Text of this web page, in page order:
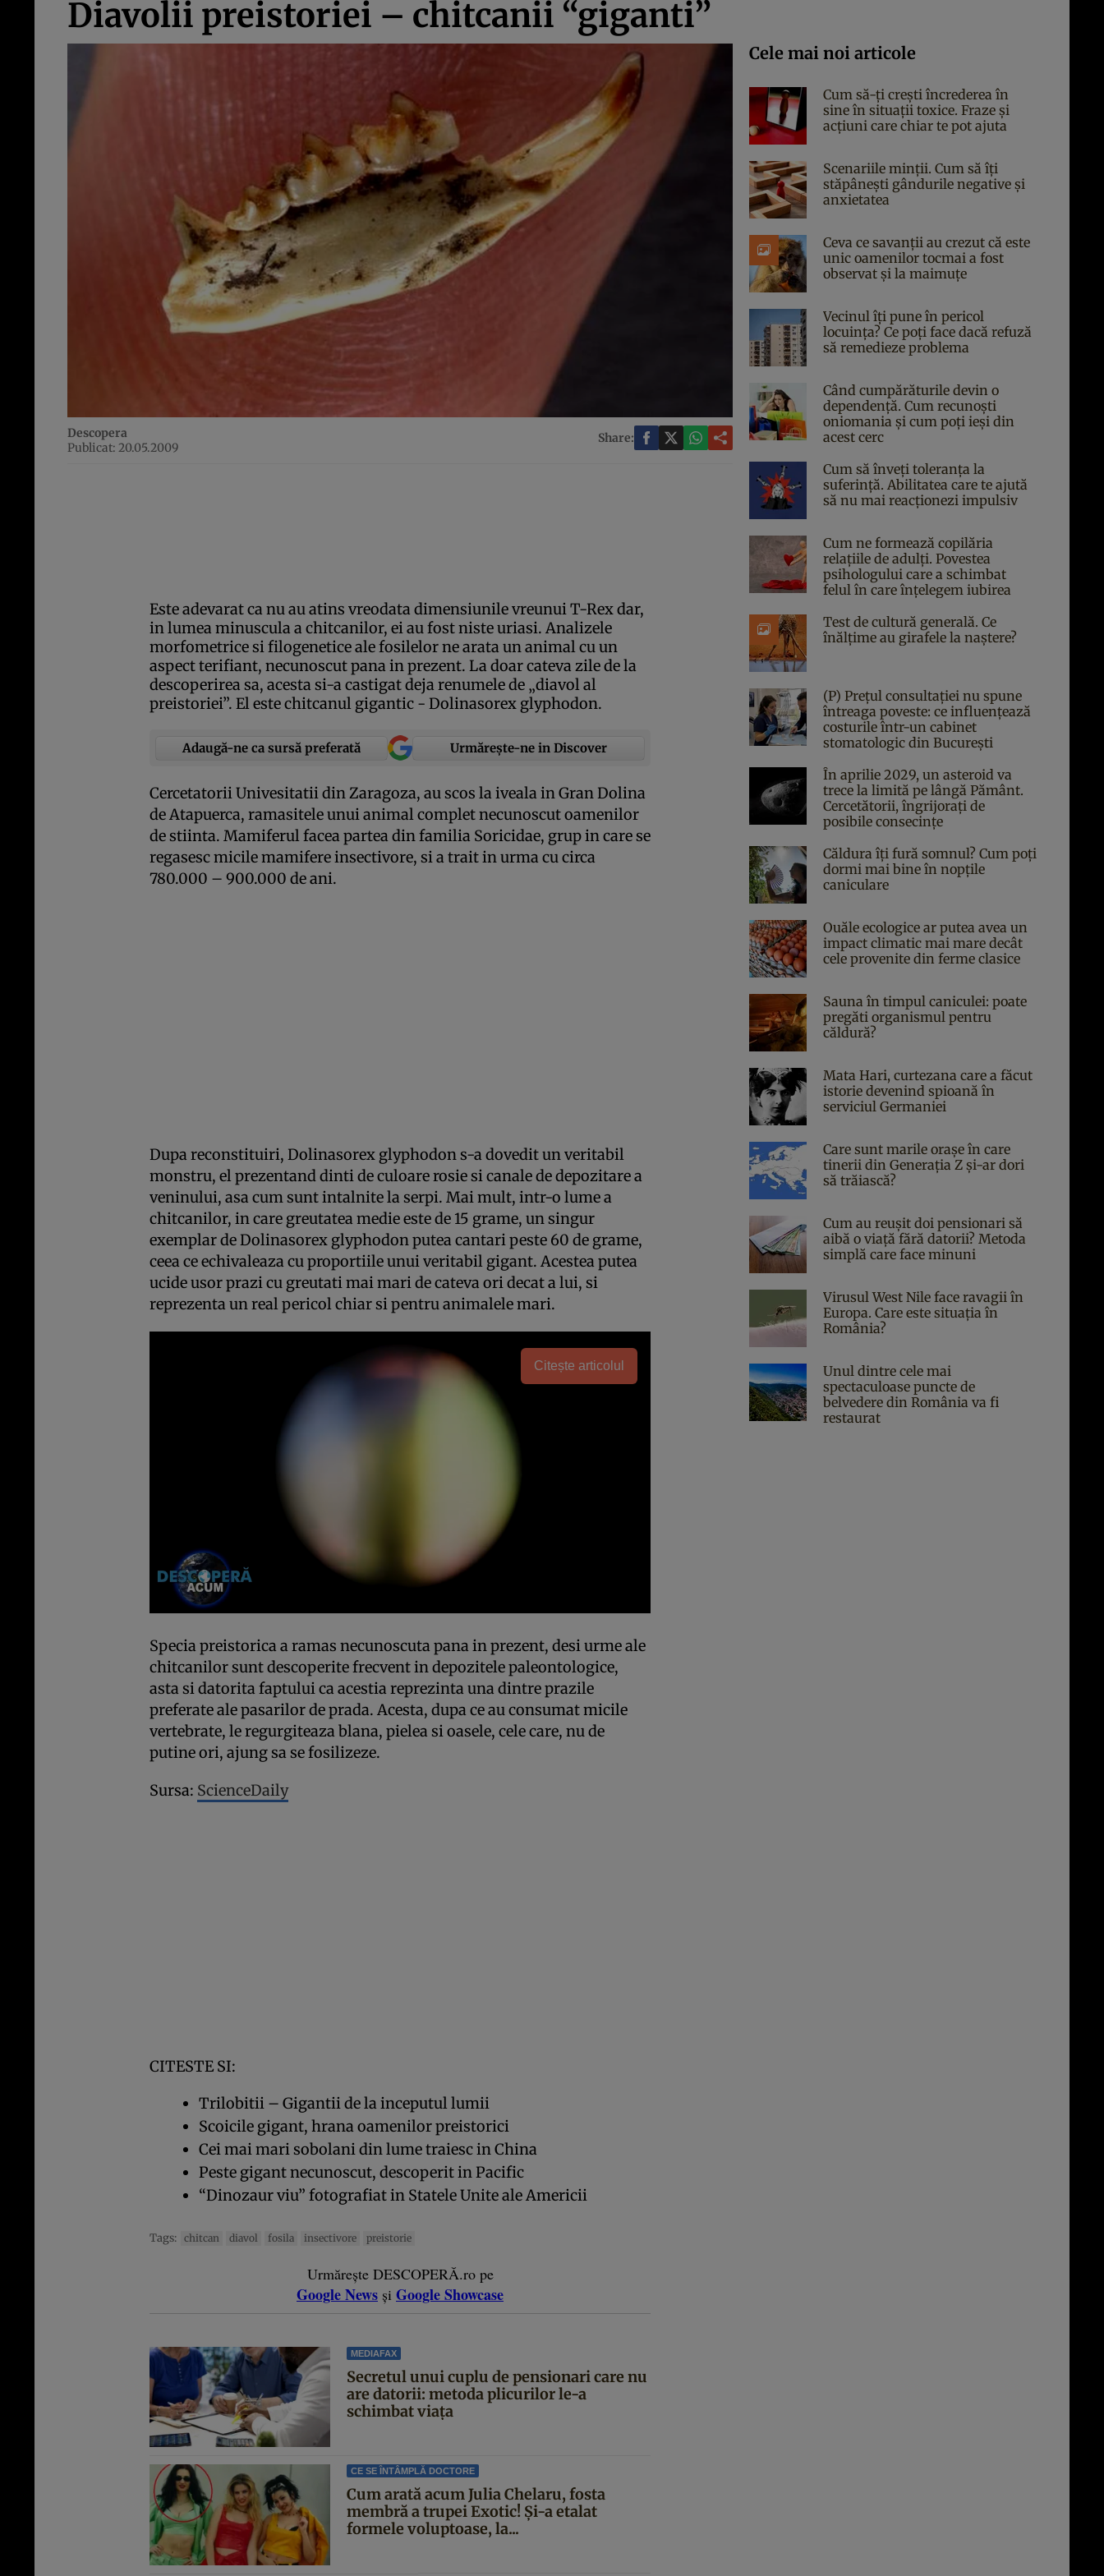
Diavolii preistoriei – chitcanii “giganti”
Descopera
Publicat: 20.05.2009
Share:
Este adevarat ca nu au atins vreodata dimensiunile vreunui T-Rex dar,
in lumea minuscula a chitcanilor, ei au fost niste uriasi. Analizele
morfometrice si filogenetice ale fosilelor ne arata un animal cu un
aspect terifiant, necunoscut pana in prezent. La doar cateva zile de la
descoperirea sa, acesta si-a castigat deja renumele de „diavol al
preistoriei”. El este chitcanul gigantic - Dolinasorex glyphodon.
Adaugă-ne ca sursă preferată Urmărește-ne in Discover
Cercetatorii Univesitatii din Zaragoza, au scos la iveala in Gran Dolina
de Atapuerca, ramasitele unui animal complet necunoscut oamenilor
de stiinta. Mamiferul facea partea din familia Soricidae, grup in care se
regasesc micile mamifere insectivore, si a trait in urma cu circa
780.000 – 900.000 de ani.
Dupa reconstituiri, Dolinasorex glyphodon s-a dovedit un veritabil
monstru, el prezentand dinti de culoare rosie si canale de depozitare a
veninului, asa cum sunt intalnite la serpi. Mai mult, intr-o lume a
chitcanilor, in care greutatea medie este de 15 grame, un singur
exemplar de Dolinasorex glyphodon putea cantari peste 60 de grame,
ceea ce echivaleaza cu proportiile unui veritabil gigant. Acestea putea
ucide usor prazi cu greutati mai mari de cateva ori decat a lui, si
reprezenta un real pericol chiar si pentru animalele mari.
Citește articolul
Specia preistorica a ramas necunoscuta pana in prezent, desi urme ale
chitcanilor sunt descoperite frecvent in depozitele paleontologice,
asta si datorita faptului ca acestia reprezinta una dintre prazile
preferate ale pasarilor de prada. Acesta, dupa ce au consumat micile
vertebrate, le regurgiteaza blana, pielea si oasele, cele care, nu de
putine ori, ajung sa se fosilizeze.
Sursa: ScienceDaily
CITESTE SI:
Trilobitii – Gigantii de la inceputul lumii
Scoicile gigant, hrana oamenilor preistorici
Cei mai mari sobolani din lume traiesc in China
Peste gigant necunoscut, descoperit in Pacific
“Dinozaur viu” fotografiat in Statele Unite ale Americii
Tags: chitcan diavol fosila insectivore preistorie
Urmărește DESCOPERĂ.ro pe
Google News și Google Showcase
MEDIAFAX
Secretul unui cuplu de pensionari care nu
are datorii: metoda plicurilor le-a
schimbat viața
CE SE ÎNTÂMPLĂ DOCTORE
Cum arată acum Julia Chelaru, fosta
membră a trupei Exotic! Și-a etalat
formele voluptoase, la...
Cele mai noi articole
Cum să-ți crești încrederea în
sine în situații toxice. Fraze și
acțiuni care chiar te pot ajuta
Scenariile minții. Cum să îți
stăpânești gândurile negative și
anxietatea
Ceva ce savanții au crezut că este
unic oamenilor tocmai a fost
observat și la maimuțe
Vecinul îți pune în pericol
locuința? Ce poți face dacă refuză
să remedieze problema
Când cumpărăturile devin o
dependență. Cum recunoști
oniomania și cum poți ieși din
acest cerc
Cum să înveți toleranța la
suferință. Abilitatea care te ajută
să nu mai reacționezi impulsiv
Cum ne formează copilăria
relațiile de adulți. Povestea
psihologului care a schimbat
felul în care înțelegem iubirea
Test de cultură generală. Ce
înălțime au girafele la naștere?
(P) Prețul consultației nu spune
întreaga poveste: ce influențează
costurile într-un cabinet
stomatologic din București
În aprilie 2029, un asteroid va
trece la limită pe lângă Pământ.
Cercetătorii, îngrijorați de
posibile consecințe
Căldura îți fură somnul? Cum poți
dormi mai bine în nopțile
caniculare
Ouăle ecologice ar putea avea un
impact climatic mai mare decât
cele provenite din ferme clasice
Sauna în timpul caniculei: poate
pregăti organismul pentru
căldură?
Mata Hari, curtezana care a făcut
istorie devenind spioană în
serviciul Germaniei
Care sunt marile orașe în care
tinerii din Generația Z și-ar dori
să trăiască?
Cum au reușit doi pensionari să
aibă o viață fără datorii? Metoda
simplă care face minuni
Virusul West Nile face ravagii în
Europa. Care este situația în
România?
Unul dintre cele mai
spectaculoase puncte de
belvedere din România va fi
restaurat